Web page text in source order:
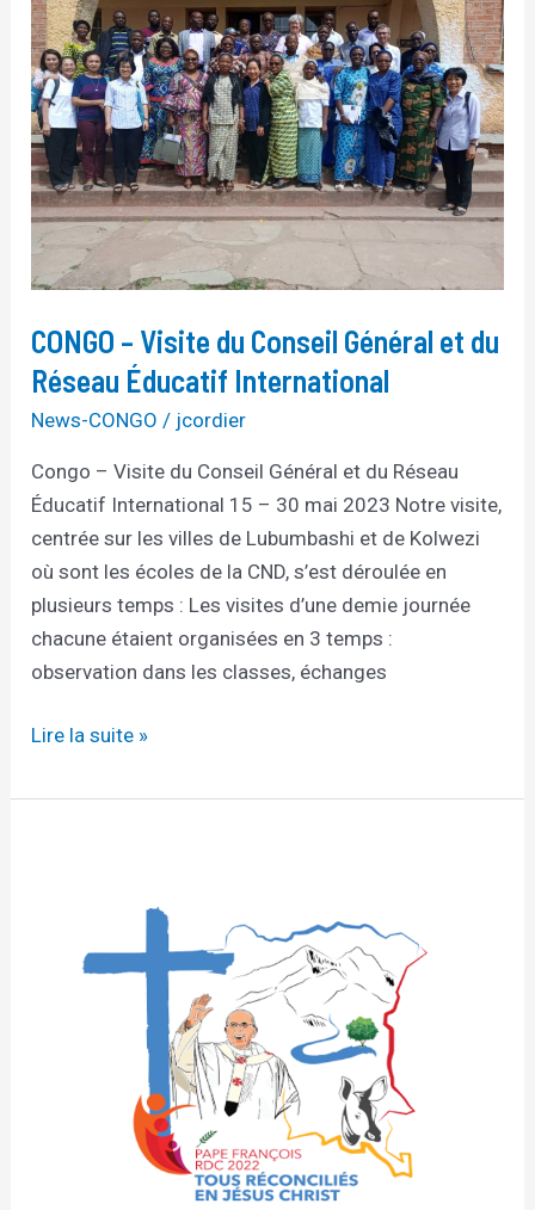
CONGO – Visite du Conseil Général et du
Réseau Éducatif International
News-CONGO / jcordier
Congo – Visite du Conseil Général et du Réseau
Éducatif International 15 – 30 mai 2023 Notre visite,
centrée sur les villes de Lubumbashi et de Kolwezi
où sont les écoles de la CND, s’est déroulée en
plusieurs temps : Les visites d’une demie journée
chacune étaient organisées en 3 temps :
observation dans les classes, échanges
Visite
du
Conseil
Général
et
du
Réseau
Éducatif
International
Lire la suite »